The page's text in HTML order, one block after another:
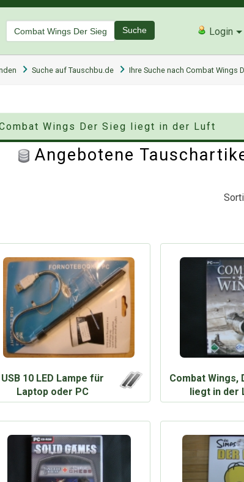
Suche Login
Suche auf Tauschbu.de Ihre Suche nach Combat Wings
Wings Der Sieg liegt in der Luft
Angebotene
USB 10 LED Lampe für
Laptop oder PC
Combat Wings,
liegt in der